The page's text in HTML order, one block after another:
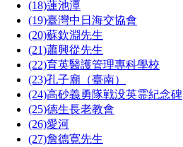
(18)蓮池潭
(19)臺灣中日海交協會
(20)蘇欽淵先生
(21)蕭興從先生
(22)育英醫護管理專科學校
(23)孔子廟（臺南）
(24)高砂義勇隊戦没英霊紀念碑
(25)德生長老教會
(26)愛河
(27)詹德寛先生